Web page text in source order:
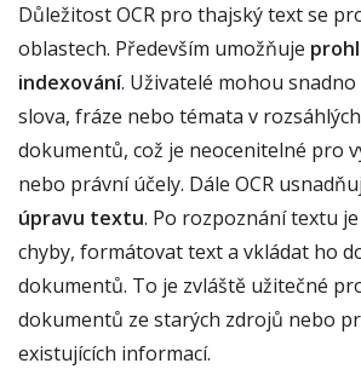
Důležitost OCR pro thajský text se
oblastech. Především umožňuje
indexování. Uživatelé mohou
slova, fráze nebo témata v
dokumentů, což je neocenitelné pro
nebo právní účely. Dále OCR
úpravu textu. Po rozpoznání textu
chyby, formátovat text a vkládat ho
dokumentů. To je zvláště užitečné
dokumentů ze starých zdrojů nebo
existujících informací.